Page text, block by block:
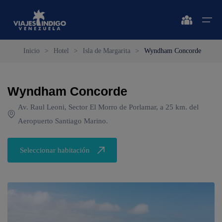
Destinos
Destinos
🔍 Sol y Playa
🔍 Sol y Playa
🌴 Margarita
🌴 Cubagua
🌴 Los Roques
🔍 Naturaleza y Ciudad
🌴 Caracas
🌴 Canaima
🌴 Delta del Orinoco
Vuelos
Apartamentos
Cruceros
Inicio > Hotel > Isla de Margarita > Wyndham Concorde
Wyndham Concorde
Av. Raul Leoni, Sector El Morro de Porlamar, a 25 km. del
Aeropuerto Santiago Marino.
Seleccionar habitación